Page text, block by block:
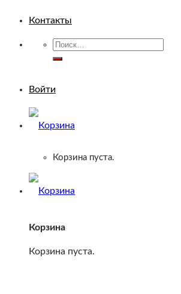
Контакты
Искать:
Войти
Корзина пуста.
Корзина
Корзина пуста.